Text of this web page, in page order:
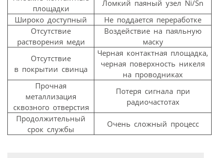
площадки
Ломкий паяный узел Ni/Sn
Широко доступный
Не поддается переработке
Отсутствие
растворения меди
Воздействие на паяльную
маску
Отсутствие
в покрытии свинца
Черная контактная площадка,
черная поверхность никеля
на проводниках
Прочная
металлизация
сквозного отверстия
Потеря сигнала при
радиочастотах
Продолжительный
срок службы
Очень сложный процесс